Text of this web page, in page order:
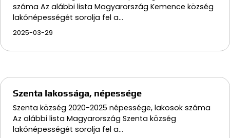
száma Az alábbi lista Magyarország Kemence község
lakónépességét sorolja fel a…
2025-03-29
Szenta lakossága, népessége
Szenta község 2020-2025 népessége, lakosok száma
Az alábbi lista Magyarország Szenta község
lakónépességét sorolja fel a…